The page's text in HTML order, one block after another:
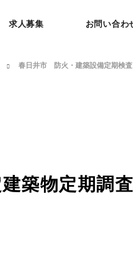
求人募集 お問い合わ
春日井市 防火・建築設備定期検
築物定期調